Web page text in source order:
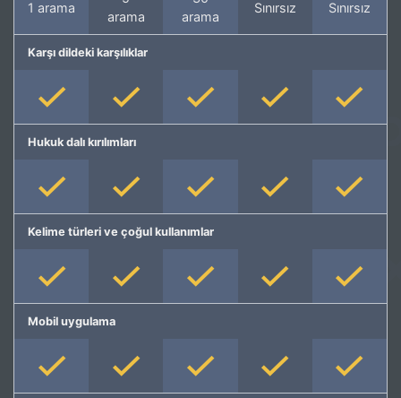
1 arama
arama
arama
Sınırsız Sınırsız
Karşı dildeki karşılıklar
Hukuk dalı kırılımları
Kelime türleri ve çoğul kullanımlar
Mobil uygulama